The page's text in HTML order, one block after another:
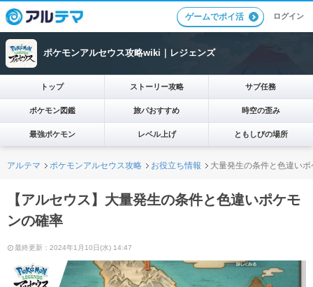
ゲームでポイ活 ログイン
ポケモンアルセウス攻略wiki｜レジェンズ
トップ ストーリー攻略 サブ任務
ポケモン図鑑 旅パおすすめ 時空の歪み
最強ポケモン レベル上げ ともしびの場所
アルテマ ポケモンアルセウス攻略 お役立ち情報 大量発生の条件と色違い
【アルセウス】大量発生の条件と色違いポケモ
ンの確率
最終更新：2024年1月10日(水) 14:47